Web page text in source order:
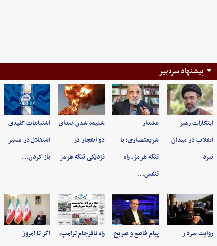
پیشنهاد سردبیر
ابتکارات رهبر
انقلاب در میدان
نبرد
هشدار
شریعتمداری: با
تنگه هرمز، راه
تنفس…
شنیده شدن صدای
دو انفجار در
نزدیکی تنگه هرمز
اشتباهات کلیدی
استقلال در مسیر
باز کردن…
روایت سردار
پیام قاطع و صریح
راه نافرجام ترامپ،
اگر تا امروز